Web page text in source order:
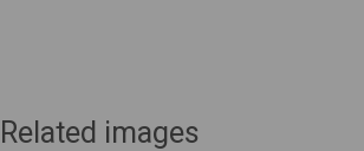
Related images